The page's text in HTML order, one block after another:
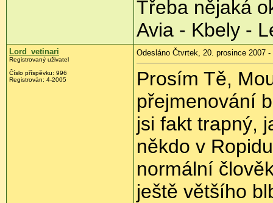
Třeba nějaká
Avia - Kbely -
Lord_vetinari
Registrovaný uživatel
Číslo příspěvku: 996
Registrován: 4-2005
Odesláno Čtvrtek, 20. prosince 2007 -
Prosím Tě,
přejmenování
jsi fakt trapný,
někdo v
normální
ještě většího